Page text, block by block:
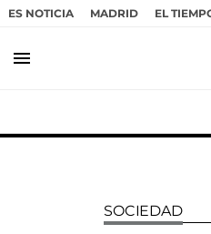
ES NOTICIA MADRID EL
menu
SOCIEDAD